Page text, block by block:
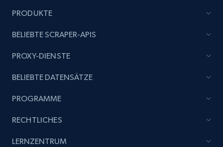
PRODUKTE
BELIEBTE SCRAPER-APIS
PROXY-DIENSTE
BELIEBTE DATENSÄTZE
PROGRAMME
RECHTLICHES
LERNZENTRUM